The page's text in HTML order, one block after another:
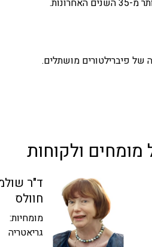
ולקוחות
ד"ר
חוולס
מומחיות:
גריאטריה